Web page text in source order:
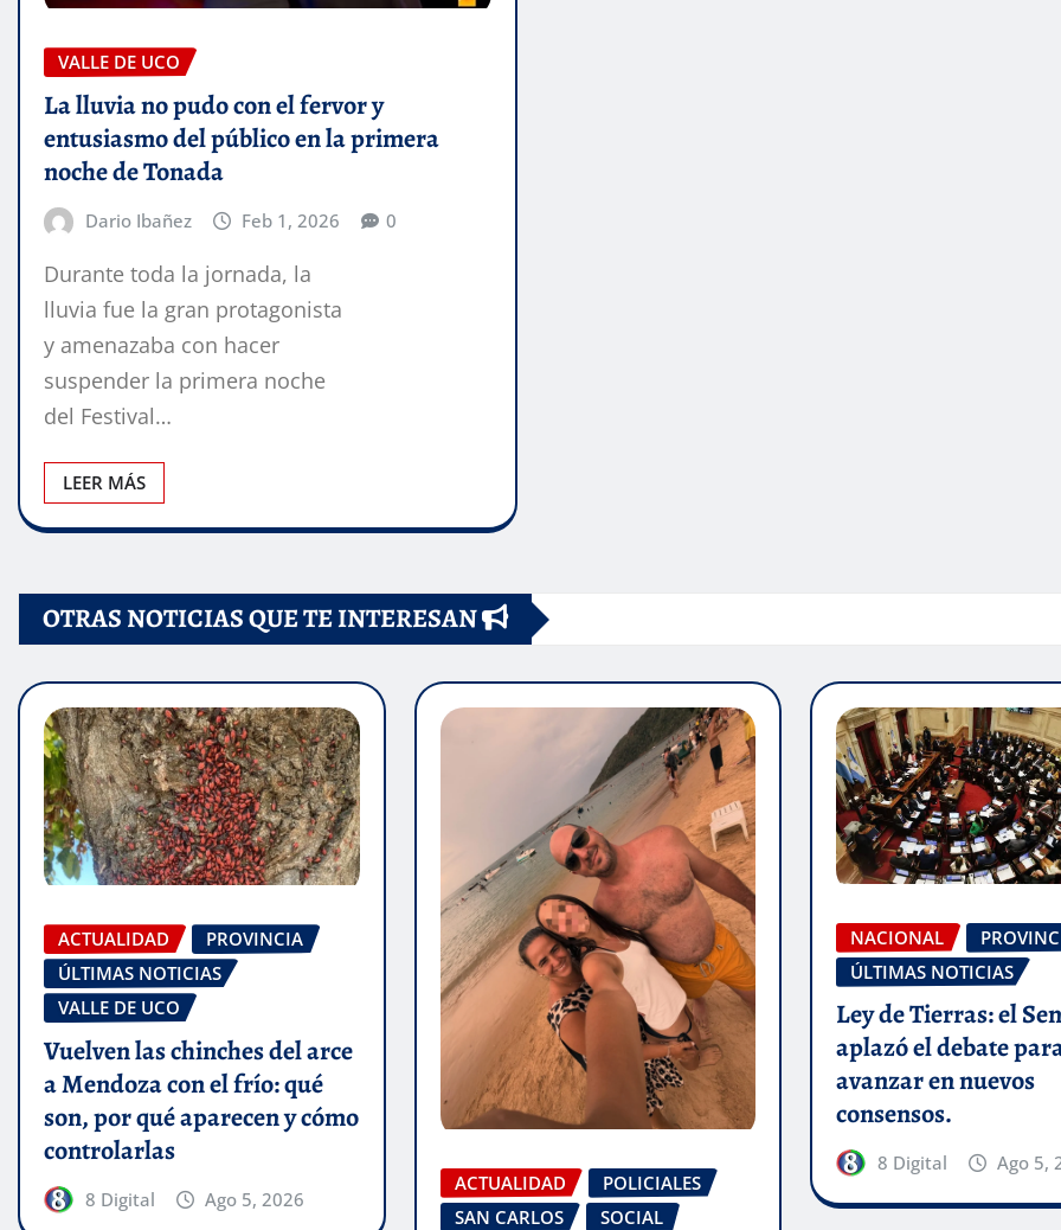
VALLE DE UCO
La lluvia no pudo con el fervor y
entusiasmo del público en la primera
noche de Tonada
Dario Ibañez Feb 1, 2026 0
Durante toda la jornada, la
lluvia fue la gran protagonista
y amenazaba con hacer
suspender la primera noche
del Festival…
LEER MÁS
OTRAS NOTICIAS QUE TE INTERESAN
ACTUALIDAD
PROVINCIA
ÚLTIMAS NOTICIAS
VALLE DE UCO
Vuelven las chinches del arce
a Mendoza con el frío: qué
son, por qué aparecen y cómo
controlarlas
8 Digital Ago 5, 2026
ACTUALIDAD
POLICIALES
SAN CARLOS
SOCIAL
NACIONAL
ÚLTIMAS NOTICIAS
Ley de Tierras: el
aplazó el debate
avanzar en nuevos
consensos.
8 Digital Ago 5,